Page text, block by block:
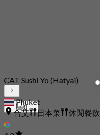
0
CAT Sushi Yo (Hatyai)
Phuket
合艾
日本菜 休閒餐飲